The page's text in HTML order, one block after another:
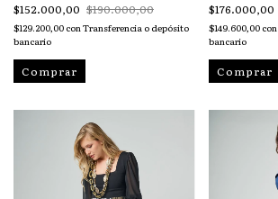
$152.000,00 $190.000,00
$129.200,00 conTransferencia o depósito
bancario
Comprar
$176.000,00
$149.600,00 con
bancario
Comprar